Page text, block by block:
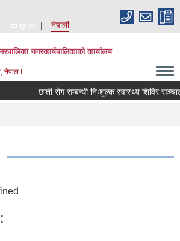
English
नेपाली
नगरकार्यपालिकाको कार्यालय
नेपाल I
छाती रोग सम्बन्धी निःशुल्क स्वास्थ्य शिविर